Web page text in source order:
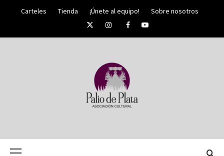
Carteles Tienda ¡Únete al equipo!
Sobre nosotros
TwitterInstagramFacebookYouTube
SEMANA